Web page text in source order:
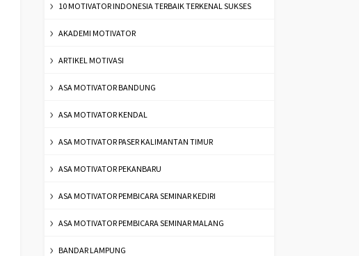
10 MOTIVATOR INDONESIA TERBAIK TERKENAL SUKSES
AKADEMI MOTIVATOR
ARTIKEL MOTIVASI
ASA MOTIVATOR BANDUNG
ASA MOTIVATOR KENDAL
ASA MOTIVATOR PASER KALIMANTAN TIMUR
ASA MOTIVATOR PEKANBARU
ASA MOTIVATOR PEMBICARA SEMINAR KEDIRI
ASA MOTIVATOR PEMBICARA SEMINAR MALANG
BANDAR LAMPUNG